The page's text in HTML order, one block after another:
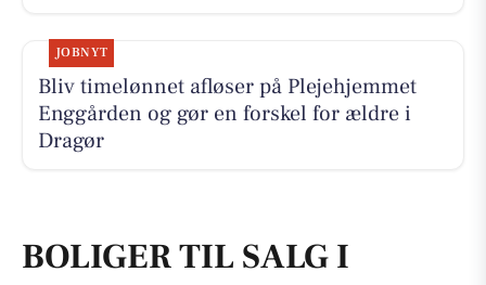
JOBNYT
Bliv timelønnet afløser på Plejehjemmet
Enggården og gør en forskel for ældre i
Dragør
BOLIGER TIL SALG I